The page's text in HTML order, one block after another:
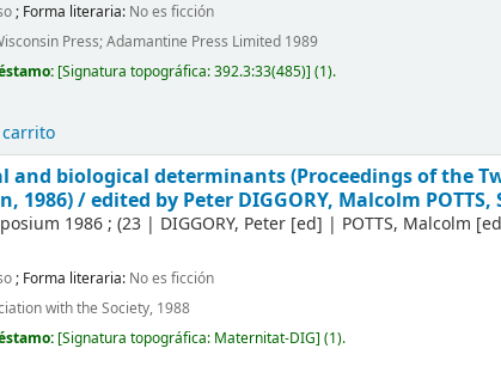
; Forma literaria: No es ficción
Press; Adamantine Press Limited 1989
[Signatura topográfica:392.3:33(485)](1).
biological determinants (Proceedings of the
1986) /edited by Peter DIGGORY, Malcolm POTTS,
1986 ; (23 | DIGGORY, Peter [ed] | POTTS, Malcolm
; Forma literaria: No es ficción
with the Society, 1988
[Signatura topográfica: Maternitat-DIG](1).